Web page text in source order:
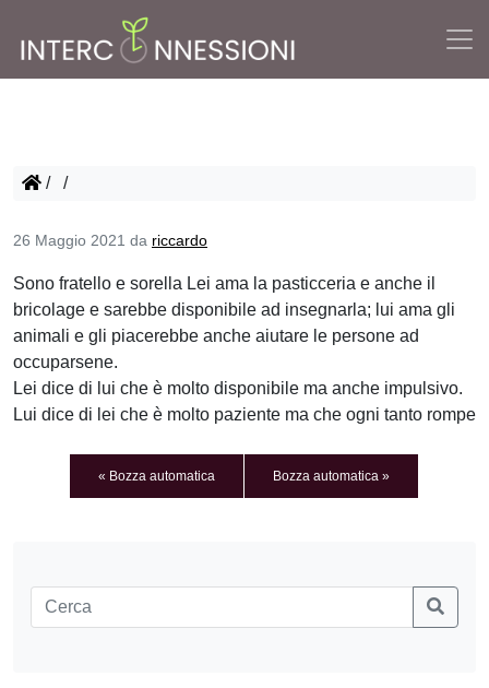
/ /
26 Maggio 2021 da riccardo
Sono fratello e sorella Lei ama la pasticceria e anche il
bricolage e sarebbe disponibile ad insegnarla; lui ama gli
animali e gli piacerebbe anche aiutare le persone ad
occuparsene.
Lei dice di lui che è molto disponibile ma anche impulsivo.
Lui dice di lei che è molto paziente ma che ogni tanto rompe
Bozza automatica Bozza automatica